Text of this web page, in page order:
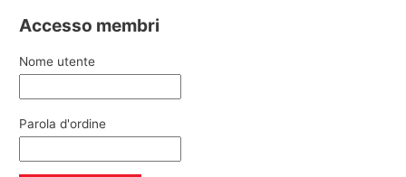
Accesso membri
Nome utente
Parola d'ordine